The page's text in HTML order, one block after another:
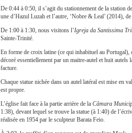
De 0:44 à 0:50, il s’agit du stationnement de la station
une d’Hazul Luzah et l’autre, ‘Nobre & Leal’ (2014),
De 1:00 à 1:30, nous visitons l’Igreja da Santissima
Sainte-Trinité.
En forme de croix latine (ce qui inhabituel au Portugal),
décoré essentiellement par un maitre-autel et huit autels
facture.
Chaque statue nichée dans un autel latéral est mise en
est propre.
L’église fait face à la partie arrière de la Câmara
1:38), devant lequel se trouve la statue (à 1:40) de
réalisée en 1954 par le sculpteur Barata Feio.